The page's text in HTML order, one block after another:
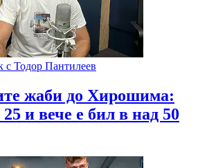
с Тодор Пантилеев
жаби до Хирошима:
и вече е бил в над 50